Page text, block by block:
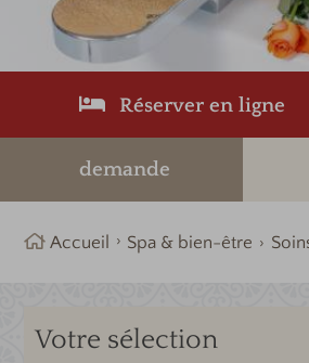
Réserver en ligne
demande
Accueil Spa & bien-être
Votre sélection